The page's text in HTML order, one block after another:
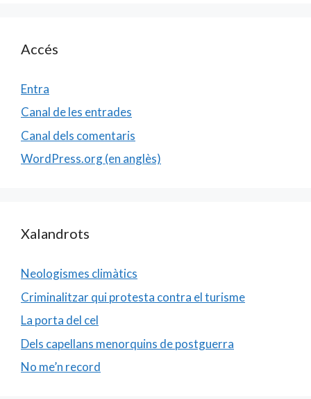
Accés
Entra
Canal de les entrades
Canal dels comentaris
WordPress.org (en anglès)
Xalandrots
Neologismes climàtics
Criminalitzar qui protesta contra el turisme
La porta del cel
Dels capellans menorquins de postguerra
No me’n record